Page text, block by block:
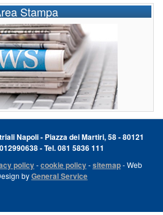
Stampa
Napoli - Piazza dei Martiri, 58 - 80121
- Tel. 081 5836 111
policy-cookie policy-sitemap- Web
byGeneral Service